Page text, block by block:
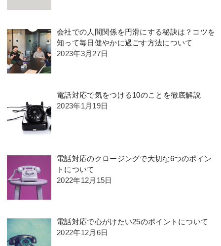
会社での人間関係を円滑にする秘訣は？コツを
知って毎日健やかに過ごす方法について
2023年3月27日
電話対応で気をつける10のことを徹底解説
2023年1月19日
電話対応のクロージングで大切な6つのポイン
トについて
2022年12月15日
電話対応で心がけたい25のポイントについて
2022年12月6日